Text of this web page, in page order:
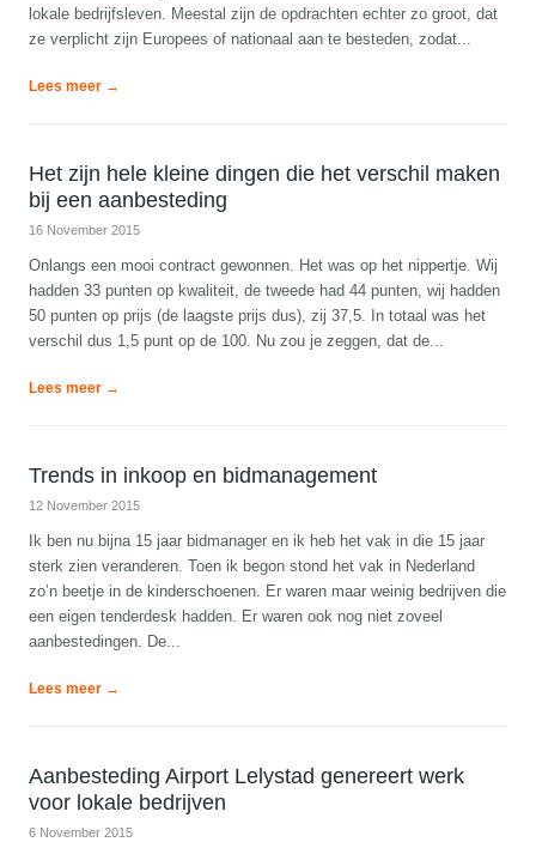
lokale bedrijfsleven. Meestal zijn de opdrachten echter zo groot, dat
ze verplicht zijn Europees of nationaal aan te besteden, zodat...
Lees meer →
Het zijn hele kleine dingen die het verschil maken
bij een aanbesteding
16 November 2015
Onlangs een mooi contract gewonnen. Het was op het nippertje. Wij
hadden 33 punten op kwaliteit, de tweede had 44 punten, wij hadden
50 punten op prijs (de laagste prijs dus), zij 37,5. In totaal was het
verschil dus 1,5 punt op de 100. Nu zou je zeggen, dat de...
Lees meer →
Trends in inkoop en bidmanagement
12 November 2015
Ik ben nu bijna 15 jaar bidmanager en ik heb het vak in die 15 jaar
sterk zien veranderen. Toen ik begon stond het vak in Nederland
zo’n beetje in de kinderschoenen. Er waren maar weinig bedrijven die
een eigen tenderdesk hadden. Er waren ook nog niet zoveel
aanbestedingen. De...
Lees meer →
Aanbesteding Airport Lelystad genereert werk
voor lokale bedrijven
6 November 2015